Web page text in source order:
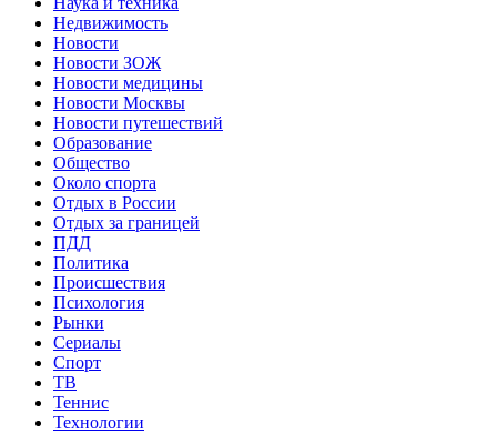
Недвижимость
Новости
Новости ЗОЖ
Новости медицины
Новости Москвы
Новости путешествий
Образование
Общество
Около спорта
Отдых в России
Отдых за границей
ПДД
Политика
Происшествия
Психология
Рынки
Сериалы
Спорт
ТВ
Теннис
Технологии